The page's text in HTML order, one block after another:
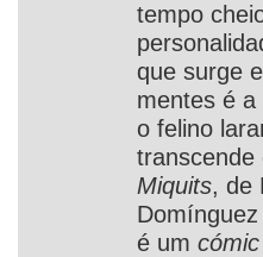
tempo
que surge
mentes é a
o felino
transcende
Miquits, de
é um cómic